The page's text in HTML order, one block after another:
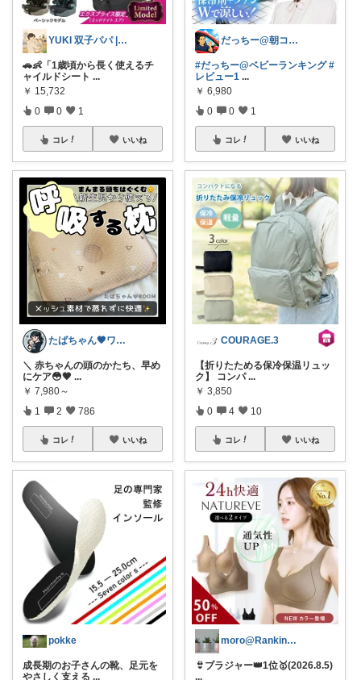
YUKI 双子パパ | 育児×便利グッズ
🚗👶「1歳頃から長く使えるチ
ャイルドシート ...
￥ 15,732
0 0 1
コレ いいね
たばちゃん🖤ワンオペママ👶⌇朝コレ
＼ 赤ちゃんの頭のかたち、早め
にケア😳🖤 ...
￥ 7,980～
1 2 786
コレ いいね
pokke
成長期のお子さんの靴、足元を
やさしく支える ...
だっちー@朝コレ5時🚗カー用品探求家
#だっちー@ベビーランキング #
レビュー1 ...
￥ 6,980
0 0 1
コレ いいね
COURAGE.3
【折りたためる保冷保温リュッ
ク】 コンパ ...
￥ 3,850
0 4 10
コレ いいね
moro@Ranking ROOM
👙ブラジャー👑1位🥇(2026.8.5)
...